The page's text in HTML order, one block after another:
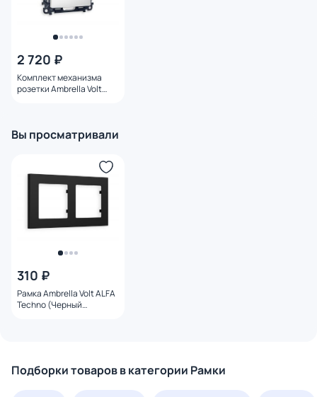
2 720 ₽
Комплект механизма
розетки Ambrella Volt
Вы просматривали
310 ₽
Рамка Ambrella Volt ALFA
Techno (Черный
Подборки товаров в категории Рамки